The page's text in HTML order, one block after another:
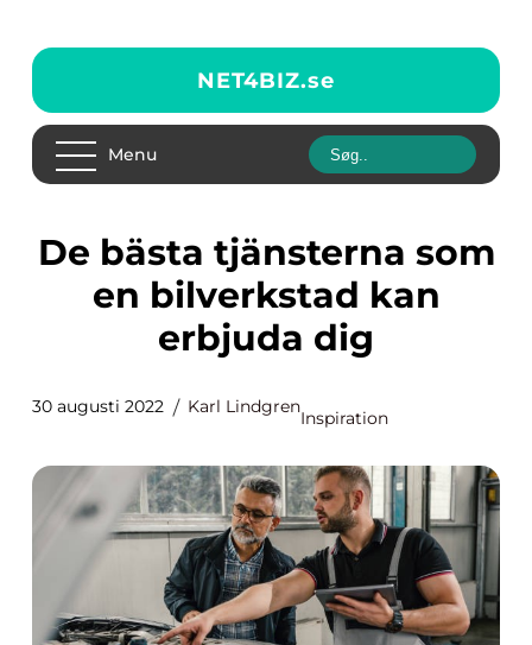
NET4BIZ.se
Menu
De bästa tjänsterna som
en bilverkstad kan
erbjuda dig
30 augusti 2022 Karl Lindgren
Inspiration